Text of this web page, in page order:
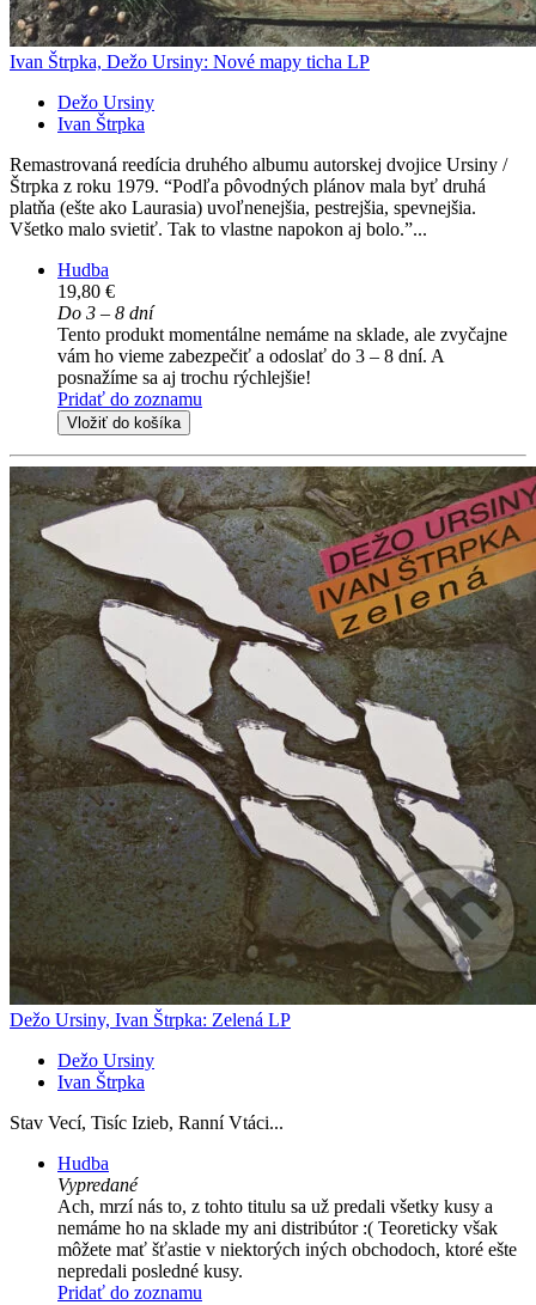
Ivan Štrpka, Dežo Ursiny: Nové mapy ticha LP
Dežo Ursiny
Ivan Štrpka
Remastrovaná reedícia druhého albumu autorskej dvojice Ursiny /
Štrpka z roku 1979. “Podľa pôvodných plánov mala byť druhá
platňa (ešte ako Laurasia) uvoľnenejšia, pestrejšia, spevnejšia.
Všetko malo svietiť. Tak to vlastne napokon aj bolo.”...
Hudba
19,80 €
Do 3 – 8 dní
Tento produkt momentálne nemáme na sklade, ale zvyčajne
vám ho vieme zabezpečiť a odoslať do 3 – 8 dní. A
posnažíme sa aj trochu rýchlejšie!
Pridať do zoznamu
Vložiť do košíka
Dežo Ursiny, Ivan Štrpka: Zelená LP
Dežo Ursiny
Ivan Štrpka
Stav Vecí, Tisíc Izieb, Ranní Vtáci...
Hudba
Vypredané
Ach, mrzí nás to, z tohto titulu sa už predali všetky kusy a
nemáme ho na sklade my ani distribútor :( Teoreticky však
môžete mať šťastie v niektorých iných obchodoch, ktoré ešte
nepredali posledné kusy.
Pridať do zoznamu